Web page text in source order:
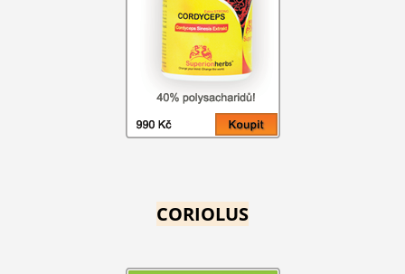
CORIOLUS